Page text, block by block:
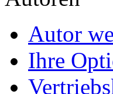
Autor
Ihre